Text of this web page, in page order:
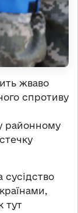
жваво
спротиву
районному
сусідство
тут